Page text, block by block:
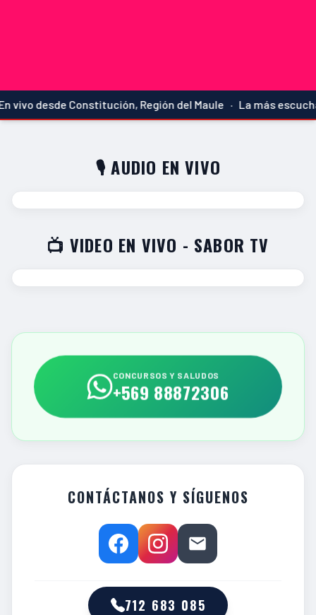
desde Constitución, Región del Maule · La más
🎙️ AUDIO EN VIVO
📺 VIDEO EN VIVO - SABOR TV
CONCURSOS Y SALUDOS
+569 88872306
CONTÁCTANOS Y SÍGUENOS
712 683 085